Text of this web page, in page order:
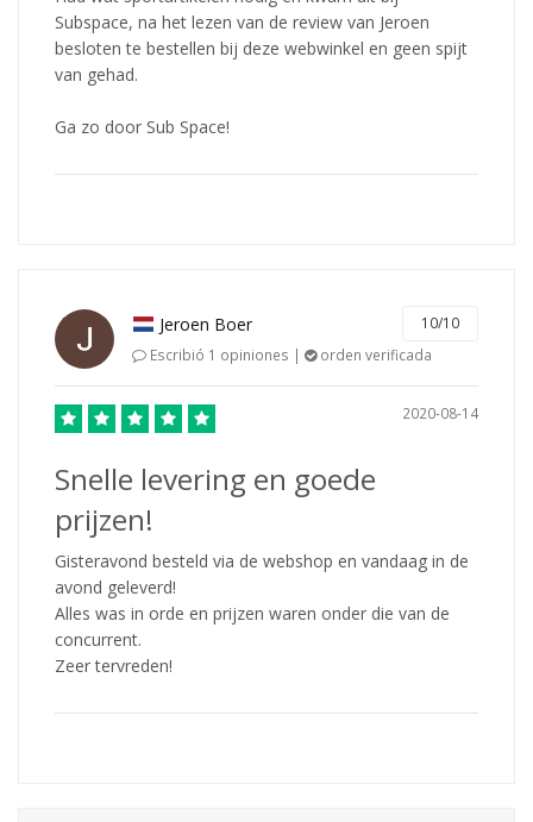
Subspace, na het lezen van de review van Jeroen
besloten te bestellen bij deze webwinkel en geen spijt
van gehad.
Ga zo door Sub Space!
Jeroen Boer
10/10
Escribió 1 opiniones |
orden verificada
2020-08-14
Snelle levering en goede
prijzen!
Gisteravond besteld via de webshop en vandaag in de
avond geleverd!
Alles was in orde en prijzen waren onder die van de
concurrent.
Zeer tervreden!